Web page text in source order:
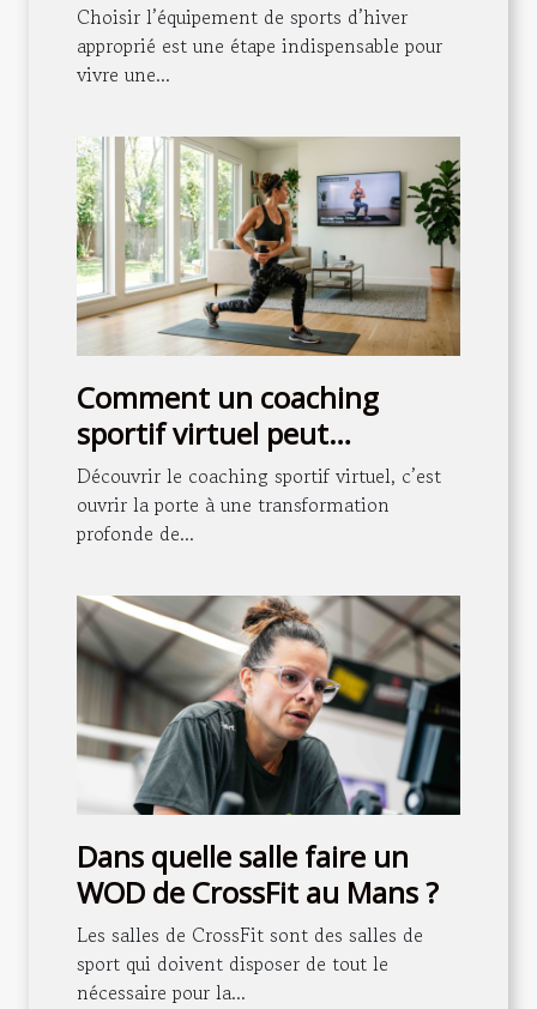
d'hiver adapté à vos besoins
?
Choisir l’équipement de sports d’hiver
approprié est une étape indispensable pour
vivre une...
Comment un coaching
sportif virtuel peut
transformer votre routine
quotidienne ?
Découvrir le coaching sportif virtuel, c’est
ouvrir la porte à une transformation
profonde de...
Dans quelle salle faire un
WOD de CrossFit au Mans ?
Les salles de CrossFit sont des salles de
sport qui doivent disposer de tout le
nécessaire pour la...